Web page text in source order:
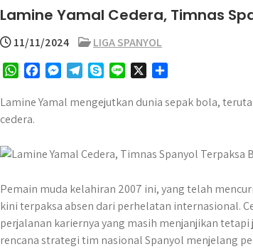
Lamine Yamal Cedera, Timnas
11/11/2024
LIGA SPANYOL
W
a
t
c
s
r
l
r
y
n
a
Lamine Yamal mengejutkan dunia sepak bola,
cedera.
Pemain muda kelahiran 2007 ini, yang telah
kini terpaksa absen dari perhelatan internasional.
perjalanan kariernya yang masih menjanjikan
rencana strategi tim nasional Spanyol menjelang